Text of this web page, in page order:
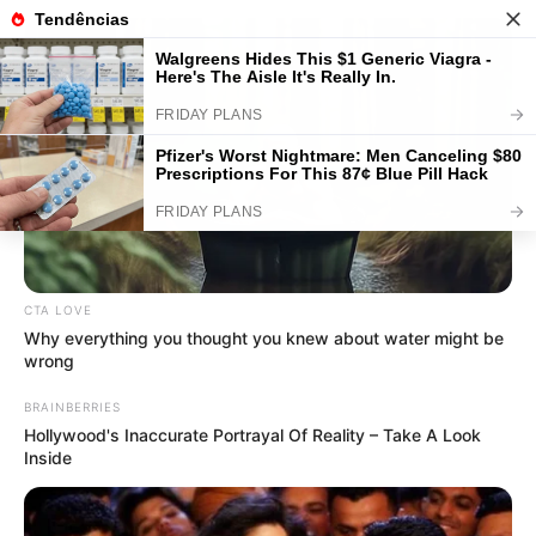
21 Enfeites de Natal para Mesa
Fáceis de Fazer
CTA LOVE
Why everything you thought you knew about water might be
wrong
BRAINBERRIES
Hollywood's Inaccurate Portrayal Of Reality – Take A Look
Inside